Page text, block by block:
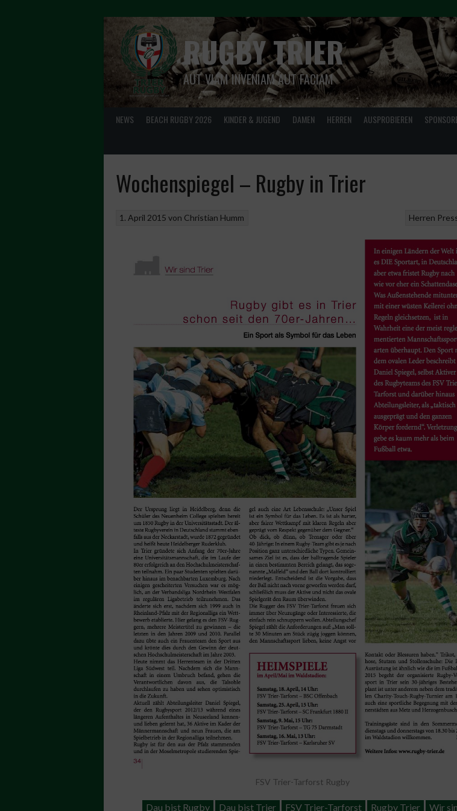
RUGBY TRIER
AUT VIAM INVENIAM AUT FACIAM
NEWS BEACH RUGBY 2026 KINDER & JUGEND DAMEN HERREN AUSPROBIEREN
Wochenspiegel – Rugby in Trier
Herren
1. April 2015 von Christian Humm
FSV Trier-Tarforst Rugby
Dau bist Rugby Dau bist Trier FSV Trier-Tarforst Rugby Trier Wir